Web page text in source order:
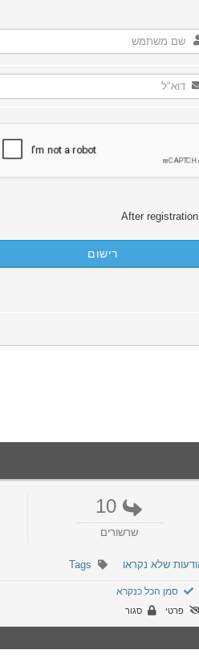
10
שרשורים
שלא נקראו Tags
סמן הכל כנקרא
פרטי סגור